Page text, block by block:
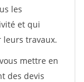
les
et qui
travaux.
mettre en
des devis